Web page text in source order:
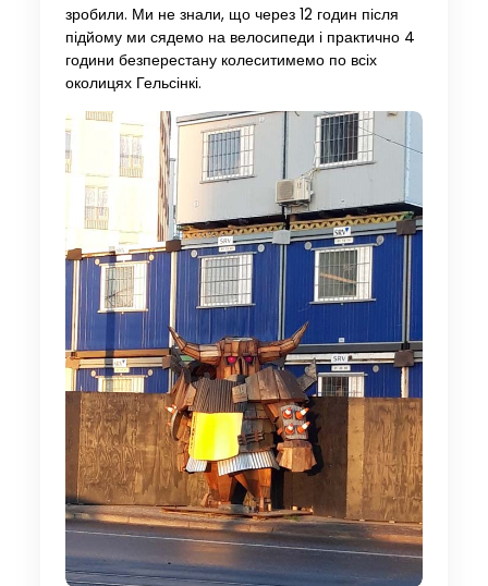
зробили. Ми не знали, що через 12 годин після
підйому ми сядемо на велосипеди і практично 4
години безперестану колеситимемо по всіх
околицях Гельсінкі.